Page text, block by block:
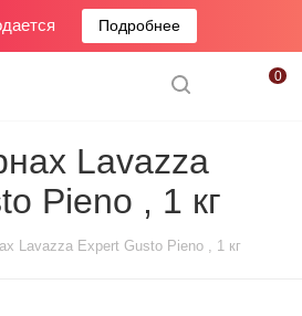
Подробнее
0
Lavazza
Pieno , 1 кг
Lavazza Expert Gusto Pieno , 1 кг